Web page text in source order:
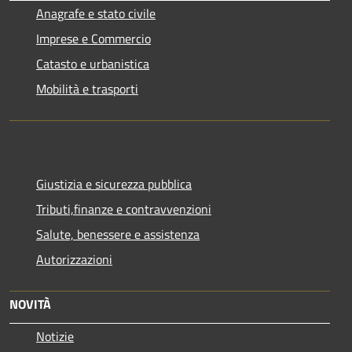
Anagrafe e stato civile
Imprese e Commercio
Catasto e urbanistica
Mobilità e trasporti
Giustizia e sicurezza pubblica
Tributi,finanze e contravvenzioni
Salute, benessere e assistenza
Autorizzazioni
NOVITÀ
Notizie